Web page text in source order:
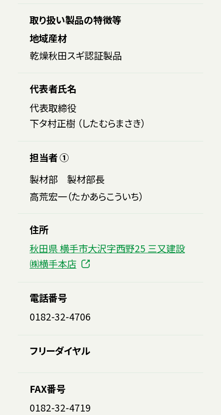
取り扱い製品の特徴等
地域産材
乾燥秋田スギ認証製品
代表者氏名
代表取締役
下タ村正樹 （したむらまさき）
担当者 ①
製材部 製材部長
高荒宏一（たかあらこういち）
住所
秋田県 横手市大沢字西野25 三又建設
㈱横手本店
電話番号
0182-32-4706
フリーダイヤル
FAX番号
0182-32-4719